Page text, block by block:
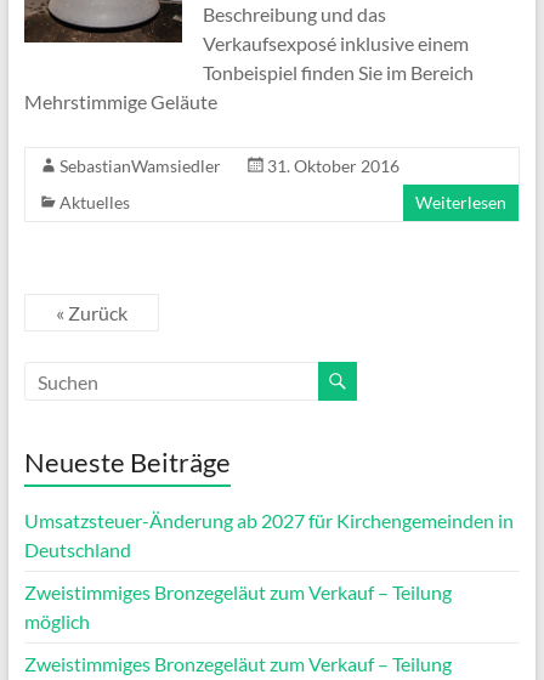
Beschreibung und das
Verkaufsexposé inklusive einem
Tonbeispiel finden Sie im Bereich
Mehrstimmige Geläute
SebastianWamsiedler
31. Oktober 2016
Aktuelles
Weiterlesen
« Zurück
Neueste Beiträge
Umsatzsteuer-Änderung ab 2027 für Kirchengemeinden in
Deutschland
Zweistimmiges Bronzegeläut zum Verkauf – Teilung
möglich
Zweistimmiges Bronzegeläut zum Verkauf – Teilung